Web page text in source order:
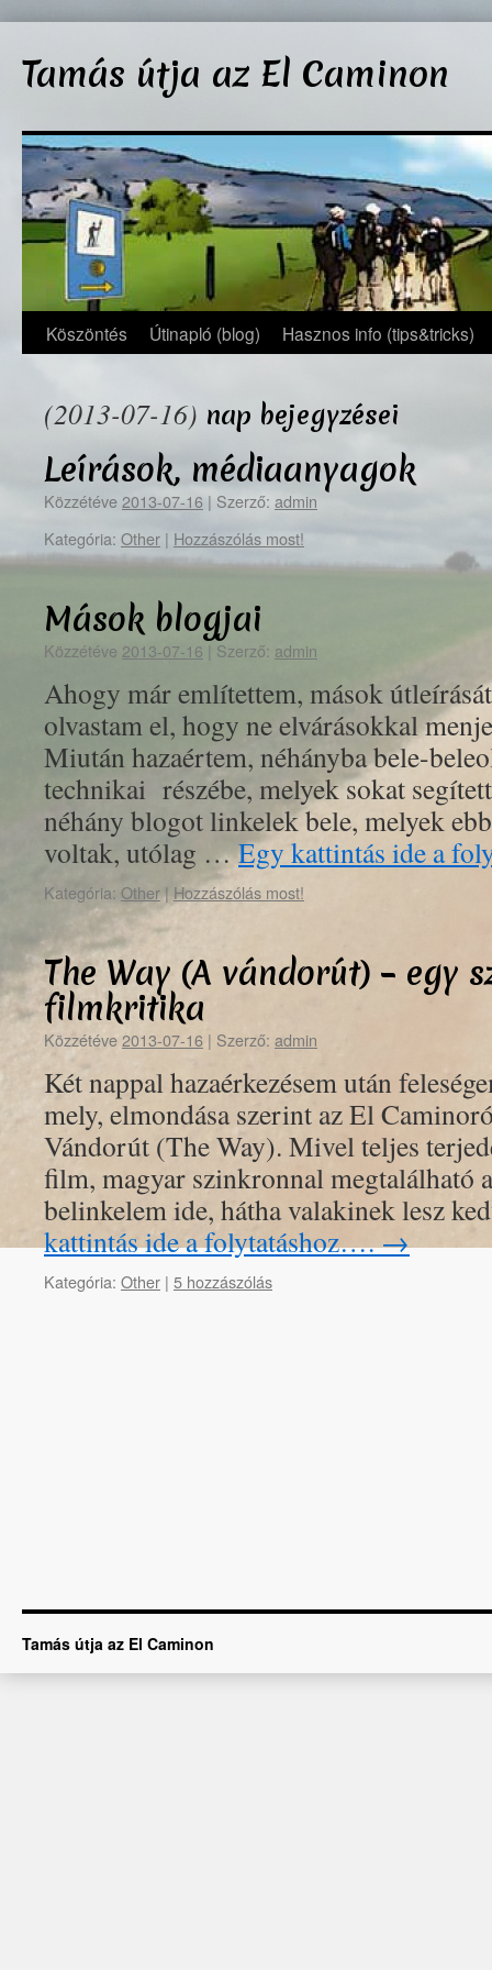
tartalomba
Tamás útja az El Caminon
Köszöntés Útinapló (blog) Hasznos info (tips&tricks)
(2013-07-16) nap bejegyzései
Leírások, médiaanyagok
Közzétéve2013-07-16 | Szerző: admin
Kategória: Other | Hozzászólás most!
Mások blogjai
Közzétéve 2013-07-16 | Szerző: admin
Ahogy már említettem, mások
olvastam el, hogy ne elvárásokkal
Miután hazaértem, néhányba bele-
technikai részébe, melyek sokat
néhány blogot linkelek bele, melyek
voltak, utólag …Egy kattintás ide a
Kategória: Other| Hozzászólás most!
The Way (A vándorút) – egy
filmkritika
Közzétéve2013-07-16 | Szerző: admin
Két nappal hazaérkezésem után
mely, elmondása szerint az El
Vándorút (The Way). Mivel teljes
film, magyar szinkronnal megtalálható
belinkelem ide, hátha valakinek lesz
kattintás ide a folytatáshoz….→
Kategória: Other | 5 hozzászólás
Tamás útja az El Caminon